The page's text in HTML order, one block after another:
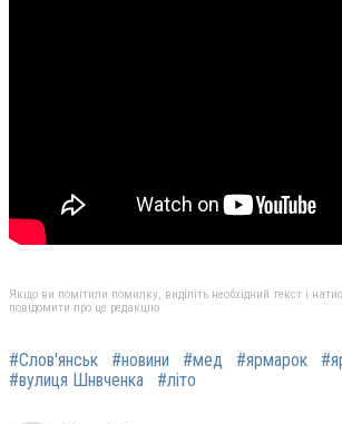
Якщо ви помітили помилку, виділіть необхідний текст і
повідомити про це редакцію
#Слов'янськ #новини #мед #ярмарок
#вулиця Шнвченка
#літо